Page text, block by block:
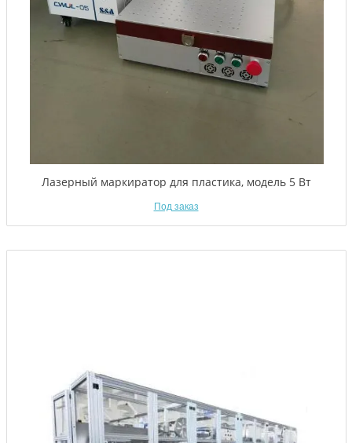
Лазерный маркиратор для пластика, модель 5 Вт
Под заказ